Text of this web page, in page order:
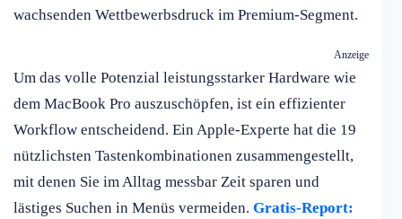
wachsenden Wettbewerbsdruck im Premium-Segment.
Anzeige
Um das volle Potenzial leistungsstarker Hardware wie
dem MacBook Pro auszuschöpfen, ist ein effizienter
Workflow entscheidend. Ein Apple-Experte hat die 19
nützlichsten Tastenkombinationen zusammengestellt,
mit denen Sie im Alltag messbar Zeit sparen und
lästiges Suchen in Menüs vermeiden. Gratis-Report: